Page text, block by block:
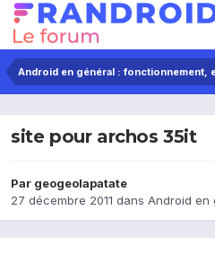
Android en général : fonctionnement,
site pour archos 35it
Par geogeolapatate
27 décembre 2011 dans Android en